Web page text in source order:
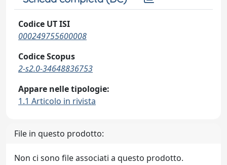
Codice UT ISI
000249755600008
Codice Scopus
2-s2.0-34648836753
Appare nelle tipologie:
1.1 Articolo in rivista
File in questo prodotto:
Non ci sono file associati a questo prodotto.